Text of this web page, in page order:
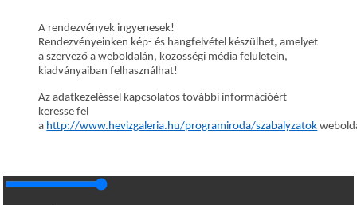
A rendezvények ingyenesek!
Rendezvényeinken kép- és hangfelvétel készülhet, amelyet
a szervező a weboldalán, közösségi média felületein,
kiadványaiban felhasználhat!
Az adatkezeléssel kapcsolatos további információért
keresse fel
a http://www.hevizgaleria.hu/programiroda/szabalyzatok